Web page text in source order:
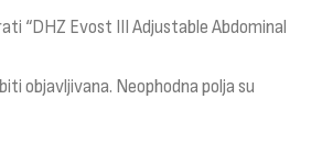
“DHZ Evost III Adjustable Abdominal
objavljivana. Neophodna polja su